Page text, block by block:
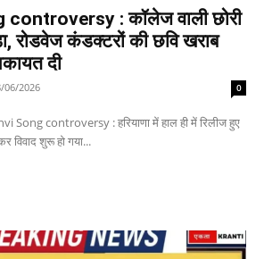
: कॉलेज वाली छोरी
रोडवेज कंडक्टरों की छवि खराब
दी
06/2026 0
Song controversy : हरियाणा में हाल ही में रिलीज हुए
विवाद शुरू हो गया...